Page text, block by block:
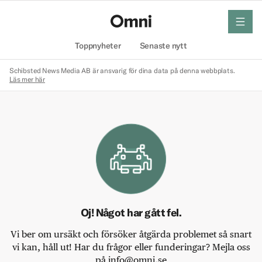
Toppnyheter Senaste nytt
meny
Schibsted News Media AB är ansvarig för dina data på denna webbplats.
Läs mer här
Oj! Något har gått fel.
Vi ber om ursäkt och försöker åtgärda problemet så snart
vi kan, håll ut! Har du frågor eller funderingar? Mejla oss